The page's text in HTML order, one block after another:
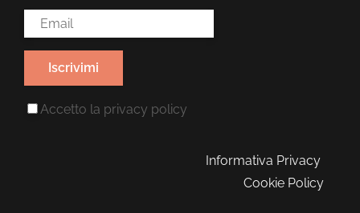
Email Address*
Accetto la privacy policy
Informativa Privacy
Cookie Policy